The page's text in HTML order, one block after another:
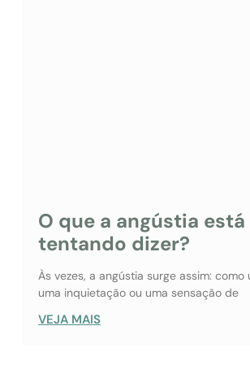
O que a angústia está
tentando dizer?
Às vezes, a angústia surge assim: como
uma inquietação ou uma sensação de
VEJA MAIS